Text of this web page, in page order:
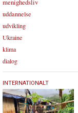
menighedsliv
uddannelse
udvikling
Ukraine
klima
dialog
5.
februar
2024
INTERNATIONALT